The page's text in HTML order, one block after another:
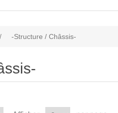
/ -Structure / Châssis-